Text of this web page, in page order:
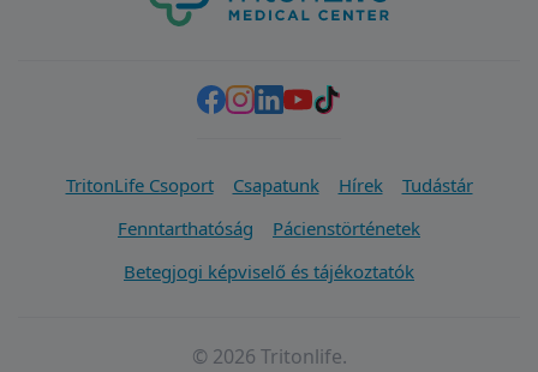
TritonLife Csoport Csapatunk Hírek
Tudástár
Fenntarthatóság
Pácienstörténetek
Betegjogi képviselő és tájékoztatók
© 2026 Tritonlife.